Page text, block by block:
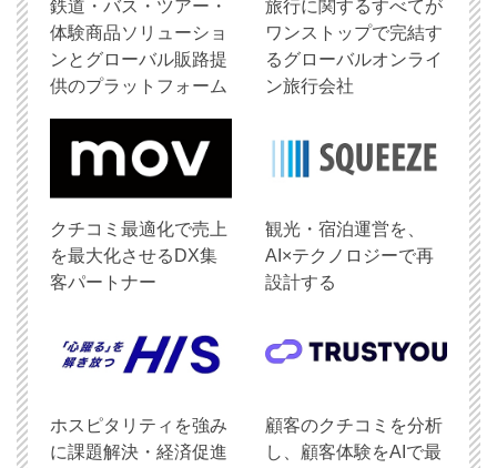
鉄道・バス・ツアー・
体験商品ソリューショ
ンとグローバル販路提
供のプラットフォーム
旅行に関するすべてが
ワンストップで完結す
るグローバルオンライ
ン旅行会社
クチコミ最適化で売上
を最大化させるDX集
客パートナー
観光・宿泊運営を、
AI×テクノロジーで再
設計する
ホスピタリティを強み
に課題解決・経済促進
顧客のクチコミを分析
し、顧客体験をAIで最